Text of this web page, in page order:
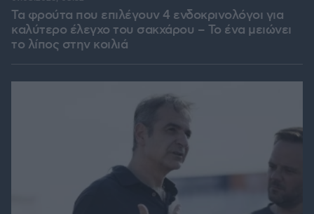
Τα φρούτα που επιλέγουν 4 ενδοκρινολόγοι για
καλύτερο έλεγχο του σακχάρου – Το ένα μειώνει
το λίπος στην κοιλιά